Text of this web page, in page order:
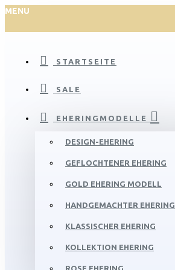
MENU
STARTSEITE
SALE
EHERINGMODELLE
DESIGN-EHERING
GEFLOCHTENER EHERING
GOLD EHERING MODELL
HANDGEMACHTER EHERING
KLASSISCHER EHERING
KOLLEKTION EHERING
ROSE EHERING